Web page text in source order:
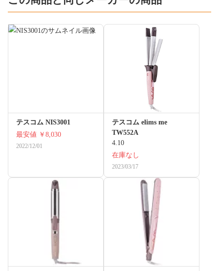
テスコム NIS3001
最安値 ￥8,030
2022/12/01
テスコム elims me
TW552A
4.10
在庫なし
2023/03/17